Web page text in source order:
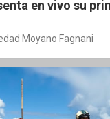
en vivo su
Moyano Fagnani